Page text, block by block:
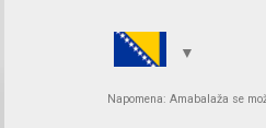
Napomena: Amabalaža se